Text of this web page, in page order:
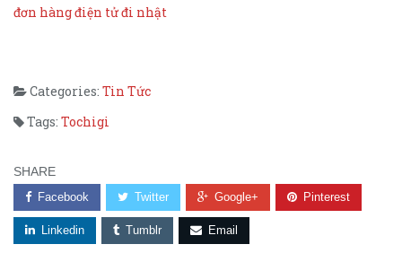
đơn hàng điện tử đi nhật
Categories: Tin Tức
Tags: Tochigi
SHARE
Facebook Twitter Google+ Pinterest
Linkedin Tumblr Email